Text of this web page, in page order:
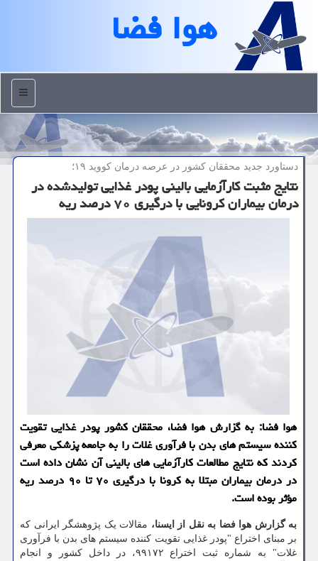
هوا فضا
منو
دستاورد جدید محققان كشور در عرصه درمان كووید ۱۹؛
نتایج مثبت کارآزمایی بالینی پودر غذایی تولیدشده در
درمان بیماران کرونایی با درگیری ۷۰ درصد ریه
هوا فضا: به گزارش هوا فضا، محققان کشور پودر غذایی تقویت
کننده سیستم های بدن با فرآوری غلات را به جامعه پزشکی معرفی
کردند که نتایج مطالعات کارآزمایی های بالینی آن نشان داده است
در درمان بیماران مبتلا به کرونا با درگیری ۷۰ تا ۹۰ درصد ریه
مؤثر بوده است.
به گزارش هوا فضا به نقل از ایسنا، مقالات یک پژوهشگر ایرانی که
بر مبنای اختراع "پودر غذایی تقویت کننده سیستم های بدن با فرآوری
غلات" به شماره ثبت اختراع ۹۹۱۷۲، در داخل کشور و انجام